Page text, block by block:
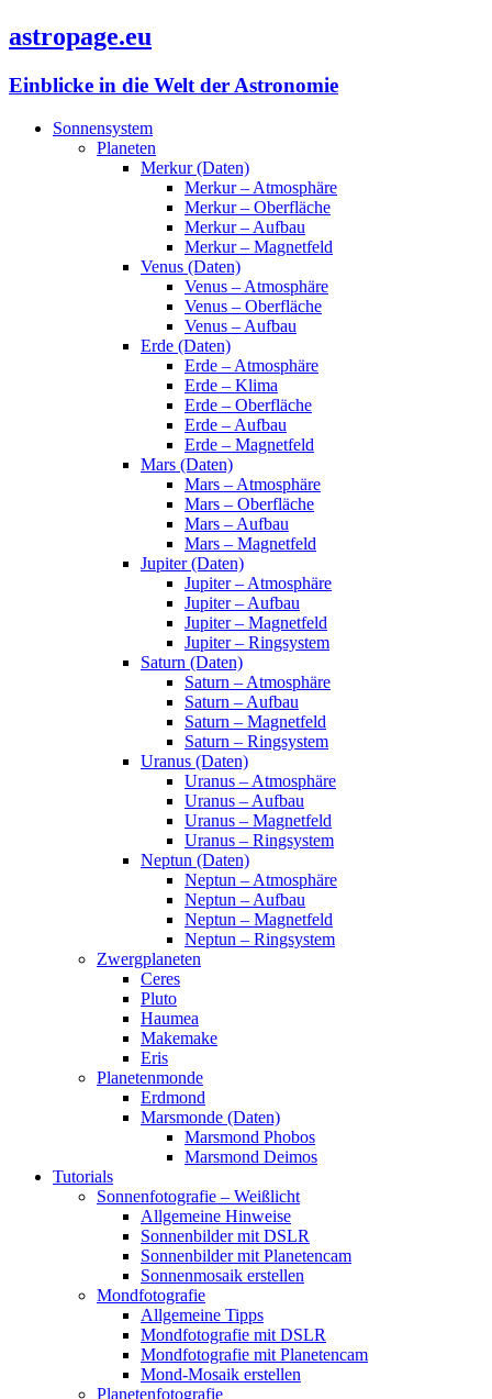
astropage.eu
Einblicke in die Welt der Astronomie
Sonnensystem
Planeten
Merkur (Daten)
Merkur – Atmosphäre
Merkur – Oberfläche
Merkur – Aufbau
Merkur – Magnetfeld
Venus (Daten)
Venus – Atmosphäre
Venus – Oberfläche
Venus – Aufbau
Erde (Daten)
Erde – Atmosphäre
Erde – Klima
Erde – Oberfläche
Erde – Aufbau
Erde – Magnetfeld
Mars (Daten)
Mars – Atmosphäre
Mars – Oberfläche
Mars – Aufbau
Mars – Magnetfeld
Jupiter (Daten)
Jupiter – Atmosphäre
Jupiter – Aufbau
Jupiter – Magnetfeld
Jupiter – Ringsystem
Saturn (Daten)
Saturn – Atmosphäre
Saturn – Aufbau
Saturn – Magnetfeld
Saturn – Ringsystem
Uranus (Daten)
Uranus – Atmosphäre
Uranus – Aufbau
Uranus – Magnetfeld
Uranus – Ringsystem
Neptun (Daten)
Neptun – Atmosphäre
Neptun – Aufbau
Neptun – Magnetfeld
Neptun – Ringsystem
Zwergplaneten
Ceres
Pluto
Haumea
Makemake
Eris
Planetenmonde
Erdmond
Marsmonde (Daten)
Marsmond Phobos
Marsmond Deimos
Tutorials
Sonnenfotografie – Weißlicht
Allgemeine Hinweise
Sonnenbilder mit DSLR
Sonnenbilder mit Planetencam
Sonnenmosaik erstellen
Mondfotografie
Allgemeine Tipps
Mondfotografie mit DSLR
Mondfotografie mit Planetencam
Mond-Mosaik erstellen
Planetenfotografie